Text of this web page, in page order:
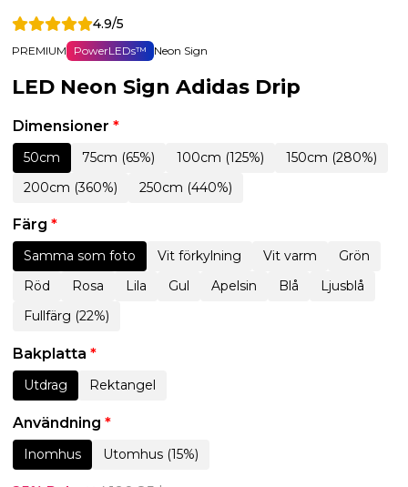
4.9/5
PREMIUM PowerLEDs™ Neon Sign
LED Neon Sign Adidas Drip
Dimensioner *
50cm 75cm (65%) 100cm (125%)
150cm (280%)
200cm (360%)
250cm (440%)
Färg *
Samma som foto Vit förkylning Vit varm
Grön
Röd
Rosa Lila Gul Apelsin Blå
Ljusblå
Fullfärg (22%)
Bakplatta *
Utdrag Rektangel
Användning *
Inomhus Utomhus (15%)